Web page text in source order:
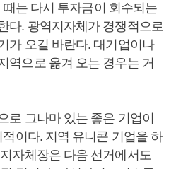
는 다시 투자금이 회수되는
다. 광역지자체가 경쟁적으로
가 오길 바란다. 대기업이나
역으로 옮겨 오는 경우는 거
로 그나마 있는 좋은 기업이
이다. 지역 유니콘 기업을 하
자체장은 다음 선거에서도